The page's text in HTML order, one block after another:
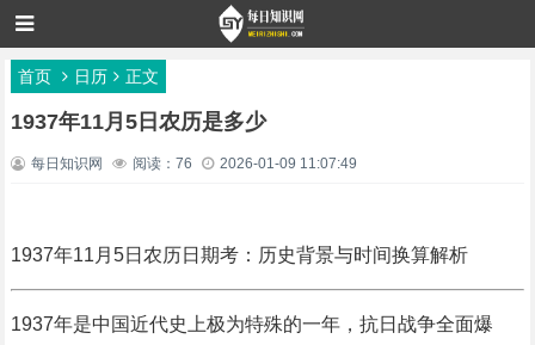
首页 日历 正文
1937年11月5日农历是多少
每日知识网 阅读：76 2026-01-09 11:07:49
1937年11月5日农历日期考：历史背景与时间换算解析
1937年是中国近代史上极为特殊的一年，抗日战争全面爆